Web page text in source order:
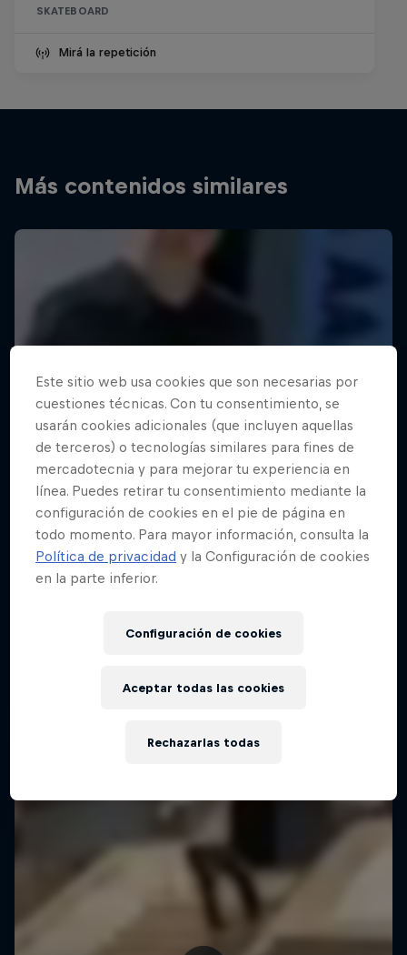
SKATEBOARD
Mirá la repetición
Más contenidos similares
Este sitio web usa cookies que son necesarias por
cuestiones técnicas. Con tu consentimiento, se
usarán cookies adicionales (que incluyen aquellas
de terceros) o tecnologías similares para fines de
mercadotecnia y para mejorar tu experiencia en
línea. Puedes retirar tu consentimiento mediante la
configuración de cookies en el pie de página en
todo momento. Para mayor información, consulta la
Política de privacidad y la Configuración de cookies
en la parte inferior.
Configuración de cookies
Rechazarlas todas
Aceptar todas las cookies